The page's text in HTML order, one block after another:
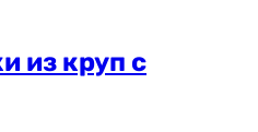
из круп с